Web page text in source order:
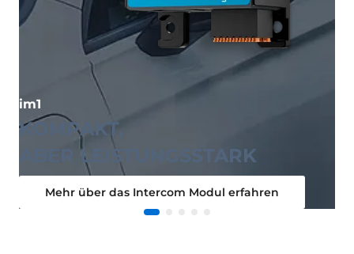
im1
KOMPAKT,
ABER LEISTUNGSSTARK
Mehr über das Intercom Modul erfahren